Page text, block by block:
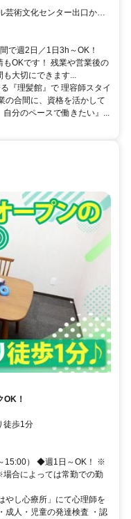
で週2日／1日3h～OK！
もOKです！ 残業や営業後の
大切にできます...
『理髪館』で 理容師スタイ
の合間に、資格を活かして
分のペースで働きたい』...
！
徒歩1分
15:00） ◆週1日～OK！ ※
合によっては常勤での勤
やし心療所」にて心理師を
成人・児童の発達検査 ・認